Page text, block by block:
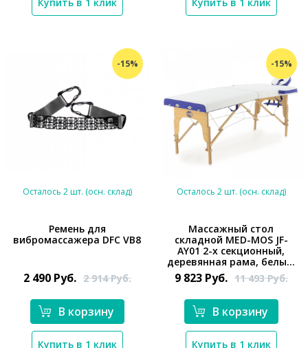
-15%
*}
Осталось 2 шт. (осн. склад)
Ремень для
вибромассажера DFC VB8
2 490 Руб. 2 914Руб.
В корзину
Купить в 1 клик
-15%
*}
Осталось 2 шт. (осн. склад)
Массажный стол
складной MED-MOS JF-
AY01 2-х секционный,
деревянная рама, белы...
9 823 Руб. 11 493Руб.
В корзину
Купить в 1 клик